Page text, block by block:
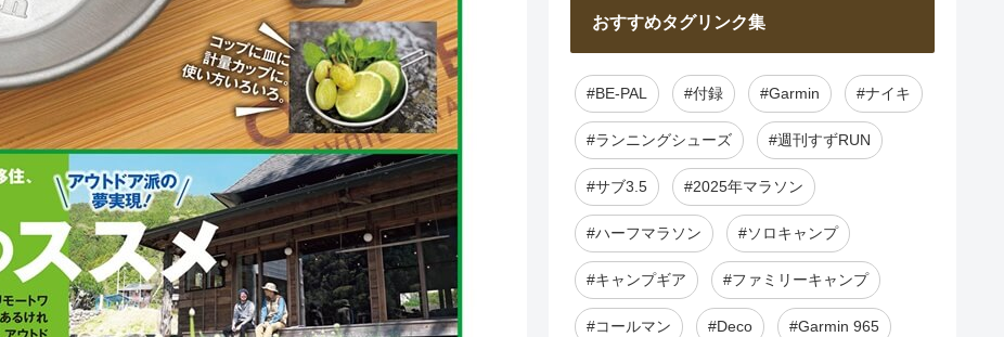
おすすめタグリンク集
#BE-PAL #付録 #Garmin #ナイキ
#ランニングシューズ #週刊すずRUN
#サブ3.5 #2025年マラソン
#ハーフマラソン #ソロキャンプ
#キャンプギア #ファミリーキャンプ
#コールマン #Deco #Garmin 965